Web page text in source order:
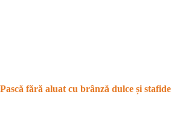
Pască fără aluat cu brânză dulce și stafide